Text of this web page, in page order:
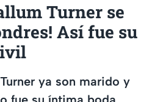
Turner se
Así fue su
ya son marido y